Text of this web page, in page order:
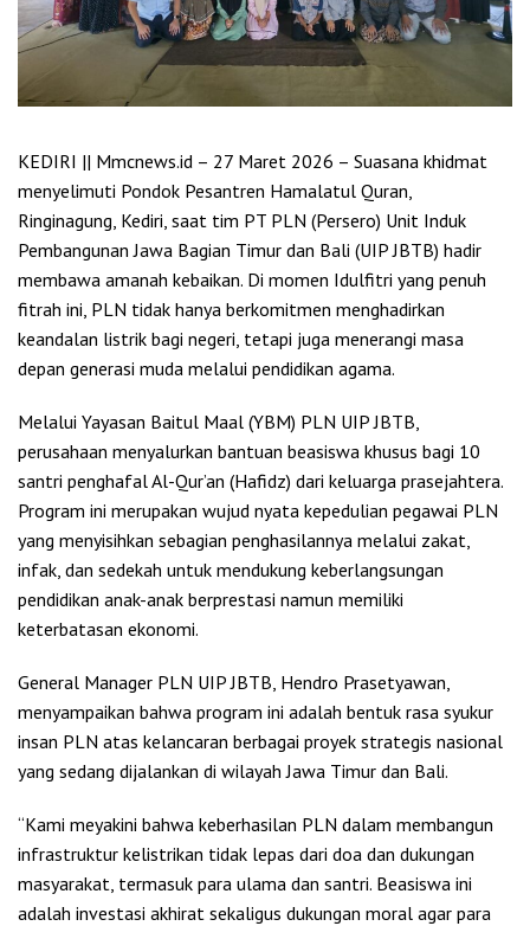
KEDIRI || Mmcnews.id – 27 Maret 2026 – Suasana khidmat
menyelimuti Pondok Pesantren Hamalatul Quran,
Ringinagung, Kediri, saat tim PT PLN (Persero) Unit Induk
Pembangunan Jawa Bagian Timur dan Bali (UIP JBTB) hadir
membawa amanah kebaikan. Di momen Idulfitri yang penuh
fitrah ini, PLN tidak hanya berkomitmen menghadirkan
keandalan listrik bagi negeri, tetapi juga menerangi masa
depan generasi muda melalui pendidikan agama.
Melalui Yayasan Baitul Maal (YBM) PLN UIP JBTB,
perusahaan menyalurkan bantuan beasiswa khusus bagi 10
santri penghafal Al-Qur’an (Hafidz) dari keluarga prasejahtera.
Program ini merupakan wujud nyata kepedulian pegawai PLN
yang menyisihkan sebagian penghasilannya melalui zakat,
infak, dan sedekah untuk mendukung keberlangsungan
pendidikan anak-anak berprestasi namun memiliki
keterbatasan ekonomi.
General Manager PLN UIP JBTB, Hendro Prasetyawan,
menyampaikan bahwa program ini adalah bentuk rasa syukur
insan PLN atas kelancaran berbagai proyek strategis nasional
yang sedang dijalankan di wilayah Jawa Timur dan Bali.
“Kami meyakini bahwa keberhasilan PLN dalam membangun
infrastruktur kelistrikan tidak lepas dari doa dan dukungan
masyarakat, termasuk para ulama dan santri. Beasiswa ini
adalah investasi akhirat sekaligus dukungan moral agar para